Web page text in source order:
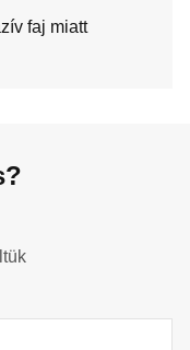
faj miatt